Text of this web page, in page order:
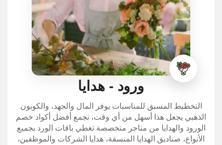
ورود - هدايا
التخطيط المسبق للمناسبات يوفر المال والجهد، والكوبون
الذهبي يجعل هذا أسهل من أي وقت، نجمع أفضل أكواد خصم
الورود والهدايا من متاجر متخصصة تغطي باقات الورد بجميع
الأنواع، صناديق الهدايا المنسقة، هدايا الشركات والموظفين،